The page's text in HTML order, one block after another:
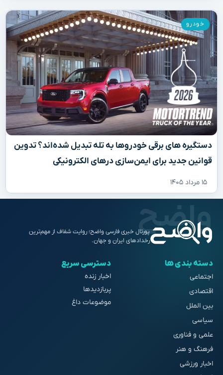
دستگیره‌ های برقی خودروها به تله تبدیل شده‌اند؟ تدوین
قوانین جدید برای ایمن‌سازی درهای الکترونیکی
۱۵ مرداد ۱۴۰۵
خودرو
پورتال خبری فارسی واضح؛ روایت شفاف از مهم‌ترین
رخدادهای ایران و جهان.
دسته بندی ها
اجتماعی
اقتصادی
بین الملل
سیاسی
علمی و فناوری
فرهنگ و هنر
اخبار ورزشی
دسترسی سریع
اخبار زنده
پربازدیدها
موضوعات داغ